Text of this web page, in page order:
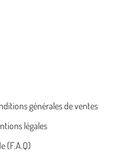
générales de ventes
légales
(F.A.Q)